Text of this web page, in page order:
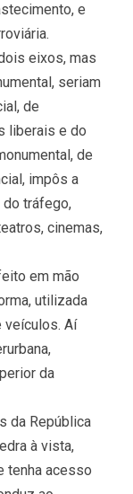
e
eixos, mas
seriam
de
liberais e do
de
impôs a
do tráfego,
cinemas,
em mão
utilizada
veículos. Aí
da
da República
à vista,
tenha acesso